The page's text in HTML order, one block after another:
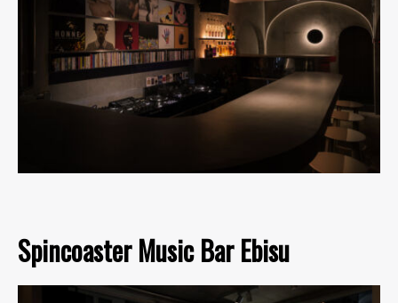
Spincoaster Music Bar Ebisu